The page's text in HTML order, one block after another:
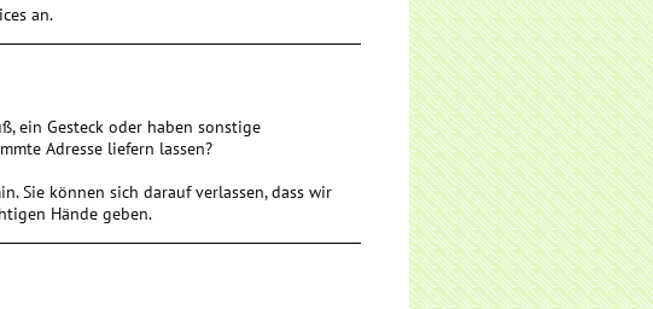
an.
ein Gesteck oder haben sonstige
Adresse liefern lassen?
Sie können sich darauf verlassen, dass wir
Hände geben.